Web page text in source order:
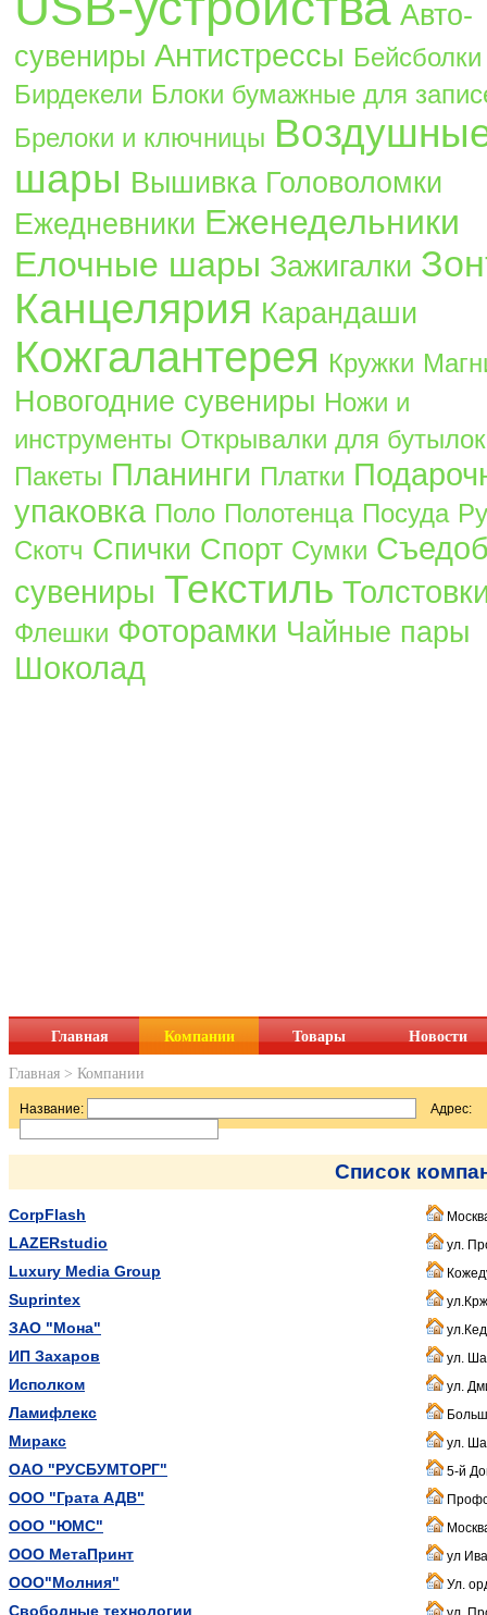
Авто-
сувениры Антистрессы Бейсболки
Бирдекели Блоки бумажные для
Брелоки и ключницы
шары Вышивка Головоломки
Ежедневники Еженедельники
Елочные шары Зажигалки
Канцелярия Карандаши
Кожгалантерея Кружки
Новогодние сувениры Ножи и
инструменты Открывалки для бутылок
Пакеты Планинги Платки
упаковка Поло Полотенца Посуда
Скотч Спички Спорт Сумки
сувениры Текстиль
Флешки Фоторамки Чайные пары
Шоколад
Главная Компании Товары Новости
Главная > Компании
Название: Адрес:
Список
CorpFlash
LAZERstudio ул.
Luxury Media Group
Suprintex
ЗАО "Мона"
ИП Захаров ул.
Исполком ул.
Ламифлекс
Миракс ул.
ОАО "РУСБУМТОРГ" 5-й
ООО "Грата АДВ"
ООО "ЮМС"
ООО МетаПринт ул
ООО"Молния" Ул.
Свободные технологии